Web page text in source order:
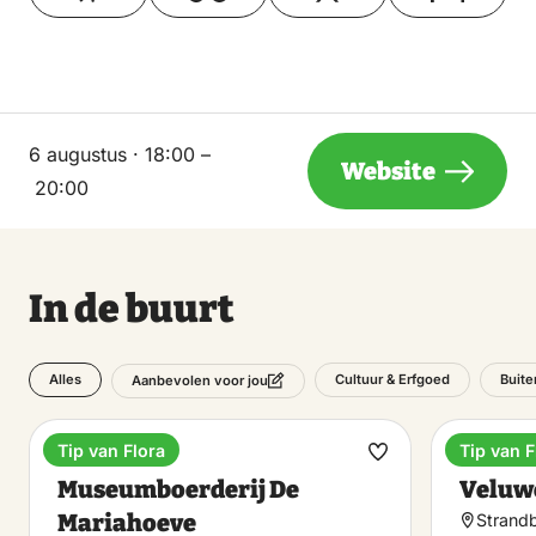
6 augustus · 18:00 –
20:00
Website
In de buurt
Alles Aanbevolen voor jou Cultuur & Erfgoed
Museum
Museumboerderij De
Mariahoeve
Tip van Flora
Maak
Tip van